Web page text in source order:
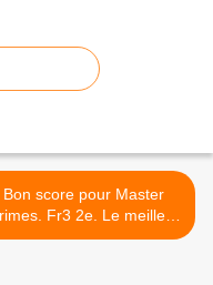
Bon score pour Master
Fr3 2e. Le meilleur
en hausse. Envoyé